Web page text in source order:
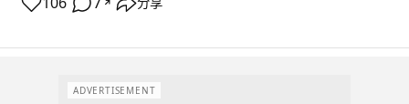
ADVERTISEMENT